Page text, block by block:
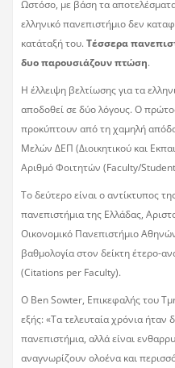
Ωστόσο, με βάση τα
ελληνικό πανεπιστήμιο δεν
κατάταξή του.Τέσσερα
δυο παρουσιάζουν πτώση.
Η έλλειψη βελτίωσης για τα
αποδοθεί σε δύο λόγους. Ο
προκύπτουν από τη χαμηλή
Μελών ΔΕΠ (Διοικητικού και
Αριθμό Φοιτητών (Faculty/
Το δεύτερο είναι ο αντίκτυπος
πανεπιστήμια της Ελλάδας,
Οικονομικό Πανεπιστήμιο
βαθμολογία στον δείκτη έτερο-
(Citations per Faculty).
O Ben Sowter, Επικεφαλής του
εξής: «Τα τελευταία χρόνια ήταν
πανεπιστήμια, αλλά είναι
αναγνωρίζουν ολοένα και